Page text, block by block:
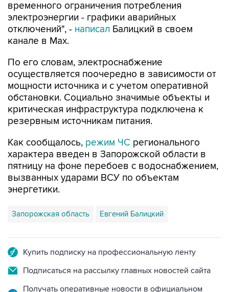
временного ограничения потребления
электроэнергии - графики аварийных
отключений", - написал Балицкий в своем
канале в Max.
По его словам, электроснабжение
осуществляется поочередно в зависимости от
мощности источника и с учетом оперативной
обстановки. Социально значимые объекты и
критическая инфраструктура подключена к
резервным источникам питания.
Как сообщалось, режим ЧС регионального
характера введен в Запорожской области в
пятницу на фоне перебоев с водоснабжением,
вызванных ударами ВСУ по объектам
энергетики.
Запорожская область Евгений Балицкий
Купить подписку на профессиональную ленту
Подписаться на рассылку главных новостей сайта
Получать оперативные новости в официальном